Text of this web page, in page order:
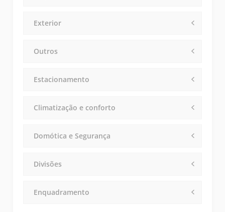
Exterior
Outros
Estacionamento
Climatização e conforto
Domótica e Segurança
Divisões
Enquadramento